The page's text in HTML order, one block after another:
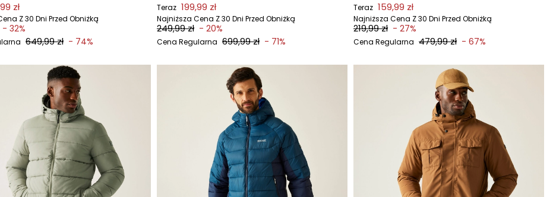
zł
Z 30 Dni Przed Obniżką
- 32%
649,99 zł - 74%
Teraz 199,99 zł
Najniższa Cena Z 30 Dni Przed Obniżką
249,99 zł - 20%
Cena Regularna 699,99 zł - 71%
Teraz 159,99 zł
Najniższa Cena Z 30 Dni Przed Obniżką
219,99 zł - 27%
Cena Regularna 479,99 zł - 67%